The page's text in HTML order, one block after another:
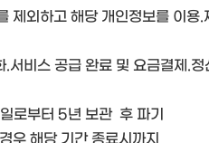
제외하고 해당 개인정보를 이용.
비스 공급 완료 및 요금결제.정
로부터 5년 보관 후 파기
우 해당 기간 종료시까지